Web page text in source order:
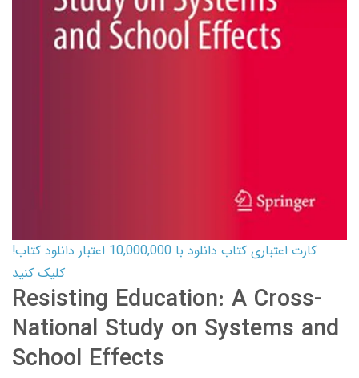
کارت اعتباری کتاب دانلود با 10,000,000 اعتبار دانلود کتاب!
کلیک کنید
Resisting Education: A Cross-
National Study on Systems and
School Effects